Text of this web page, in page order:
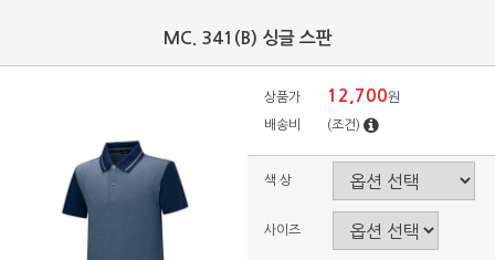
MC. 341(B) 싱글 스판
상품가 12,700원
배송비 (조건)
색 상
사이즈